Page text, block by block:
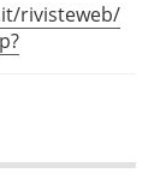
rivisteweb/